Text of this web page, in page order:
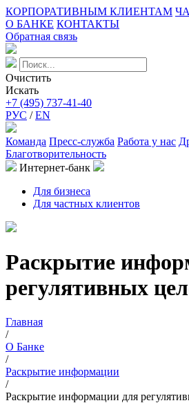
КОРПОРАТИВНЫМ КЛИЕНТАМ
О БАНКЕ КОНТАКТЫ
Обратная связь
Очистить
Искать
+7 (495) 737-41-40
РУС /EN
Команда Пресс-служба Работа у нас
Благотворительность
Интернет-банк
Для бизнеса
Для частных клиентов
Раскрытие
регулятивных
Главная
/
О Банке
/
Раскрытие информации
/
Раскрытие информации для